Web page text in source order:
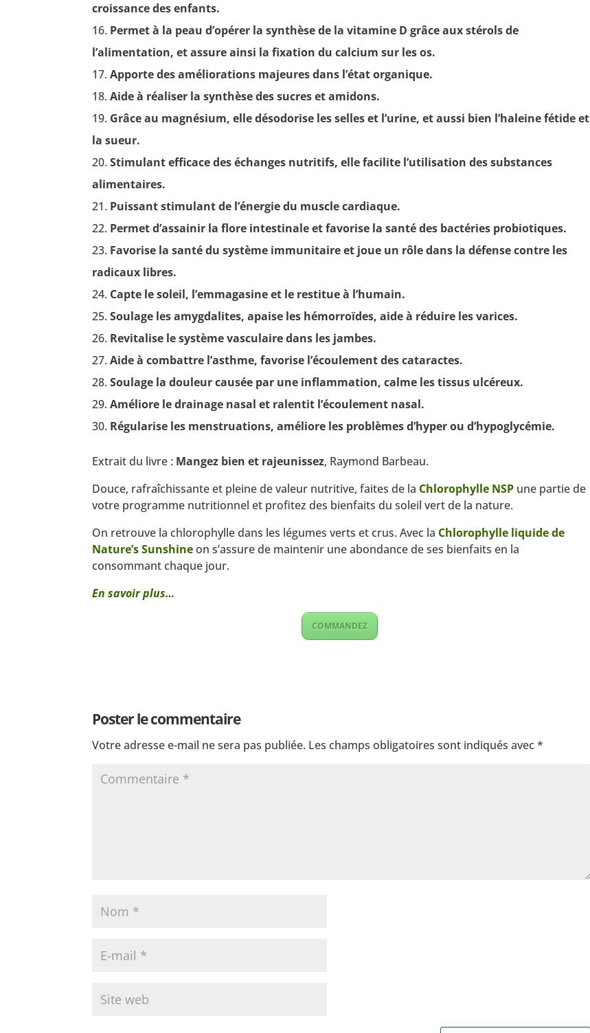
croissance des enfants.
Permet à la peau d’opérer la synthèse de la vitamine D grâce aux stérols de
l’alimentation, et assure ainsi la fixation du calcium sur les os.
Apporte des améliorations majeures dans l’état organique.
Aide à réaliser la synthèse des sucres et amidons.
Grâce au magnésium, elle désodorise les selles et l’urine, et aussi bien l’haleine fétide et
la sueur.
Stimulant efficace des échanges nutritifs, elle facilite l’utilisation des substances
alimentaires.
Puissant stimulant de l’énergie du muscle cardiaque.
Permet d’assainir la flore intestinale et favorise la santé des bactéries probiotiques.
Favorise la santé du système immunitaire et joue un rôle dans la défense contre les
radicaux libres.
Capte le soleil, l’emmagasine et le restitue à l’humain.
Soulage les amygdalites, apaise les hémorroïdes, aide à réduire les varices.
Revitalise le système vasculaire dans les jambes.
Aide à combattre l’asthme, favorise l’écoulement des cataractes.
Soulage la douleur causée par une inflammation, calme les tissus ulcéreux.
Améliore le drainage nasal et ralentit l’écoulement nasal.
Régularise les menstruations, améliore les problèmes d’hyper ou d’hypoglycémie.
Extrait du livre : Mangez bien et rajeunissez, Raymond Barbeau.
Douce, rafraîchissante et pleine de valeur nutritive, faites de la Chlorophylle NSP une partie de
votre programme nutritionnel et profitez des bienfaits du soleil vert de la nature.
On retrouve la chlorophylle dans les légumes verts et crus. Avec la Chlorophylle liquide de
Nature’s Sunshineon s’assure de maintenir une abondance de ses bienfaits en la
consommant chaque jour.
En savoir plus…
COMMANDEZ
Poster le commentaire
Votre adresse e-mail ne sera pas publiée. Les champs obligatoires sont indiqués avec*